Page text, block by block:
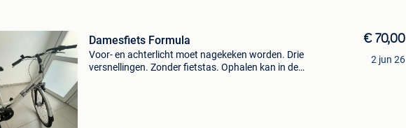
Damesfiets Formula
Voor- en achterlicht moet nagekeken worden. Drie
versnellingen. Zonder fietstas. Ophalen kan in de
€ 70,00
2 jun 26